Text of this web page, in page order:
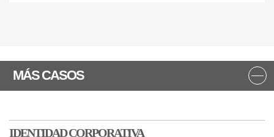
MÁS CASOS
IDENTIDAD CORPORATIVA